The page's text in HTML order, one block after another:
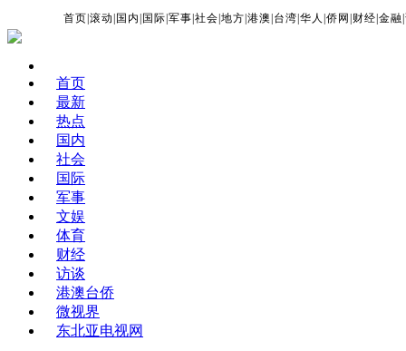
首页 |滚动 国内 国际 |军事 |社会 |地方 |港澳 台湾 |华人 |侨网 财经 |金融 |
首页
最新
热点
国内
社会
国际
军事
文娱
体育
财经
访谈
港澳台侨
微视界
东北亚电视网